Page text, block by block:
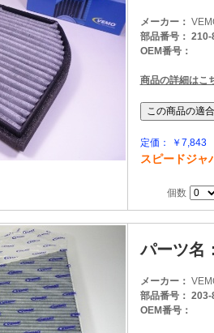
メーカー：
部品番号：
OEM番号：
商品の詳細はこ
定価： ￥7,843
スピードジャ
個数
パーツ名
メーカー：
部品番号：
OEM番号：